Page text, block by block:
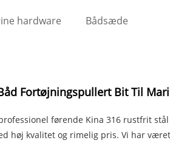
hardware Bådsæde
Fortøjningspullert Bit Til
førende Kina 316 rustfrit
høj kvalitet og rimelig pris. Vi har